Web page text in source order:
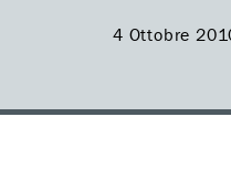
4 Ottobre